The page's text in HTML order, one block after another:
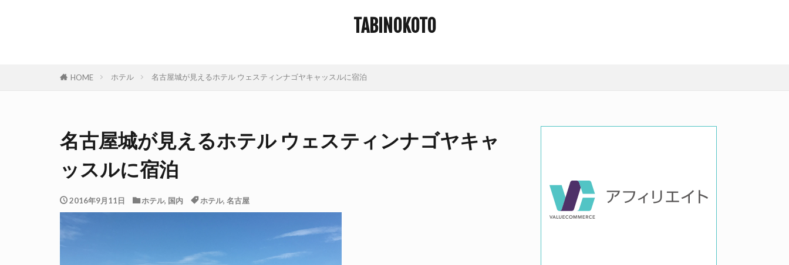
TABINOKOTO
HOME ホテル 名古屋城が見えるホテル ウェスティンナゴヤキャッスルに宿泊
名古屋城が見えるホテル ウェスティンナゴヤキャ
ッスルに宿泊
2016年9月11日 ホテル, 国内 ホテル, 名古屋